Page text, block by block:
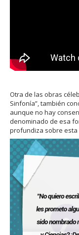
Otra de las obras
Sinfonía”, también
aunque no hay
denominado de esa
profundiza sobre esta